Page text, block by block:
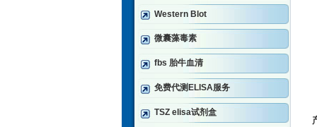
Western Blot
微囊藻毒素
fbs 胎牛血清
免费代测ELISA服务
TSZ elisa试剂盒